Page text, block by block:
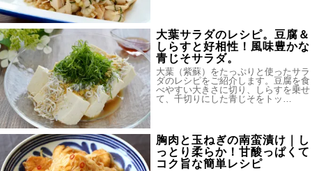
大葉サラダのレシピ。豆腐＆
しらすと好相性！風味豊かな
青じそサラダ。
大葉（紫蘇）をたっぷりと使ったサラ
ダのレシピをご紹介します。豆腐を食
べやすい大きさに切り、しらすを乗せ
て、千切りにした青じそをトッ…
胸肉と玉ねぎの南蛮漬け｜し
っとり柔らか！甘酸っぱくて
コク旨な簡単レシピ